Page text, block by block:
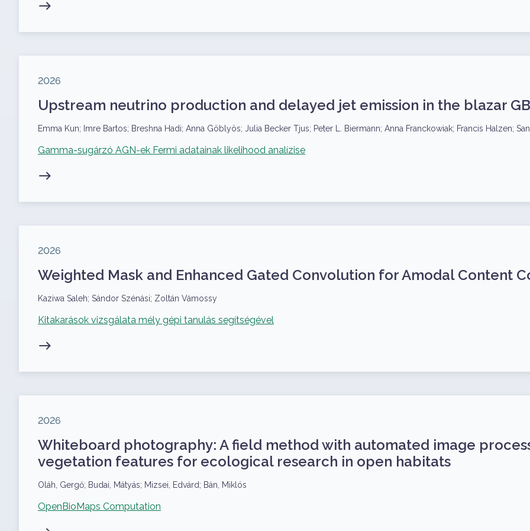
Megjelenés éve
2026
Upstream neutrino production and delayed jet emission in the blazar
Szerzők
Emma Kun; Imre Bartos; Breshna Hadi; Anna Göblyös; Julia Becker Tjus; Peter L. Biermann; Anna Franckowiak; Francis Halzen;
Kapcsolódó projekt
Gamma-sugárzó AGN-ek Fermi adatainak likelihood analízise
Megjelenés éve
2026
Weighted Mask and Enhanced Gated Convolution for Amodal Content
Szerzők
Kaziwa Saleh; Sándor Szénási; Zoltán Vámossy
Kapcsolódó projekt
Kitakarások vizsgálata mély gépi tanulás segítségével
Megjelenés éve
2026
Whiteboard photography: A field method with automated image
vegetation features for ecological research in open habitats
Szerzők
Oláh, Gergő; Budai, Mátyás; Mizsei, Edvárd; Bán, Miklós
Kapcsolódó projekt
OpenBioMaps Computation